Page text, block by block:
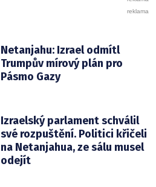
Netanjahu: Izrael odmítl
Trumpův mírový plán pro
Pásmo Gazy
Izraelský parlament schválil
své rozpuštění. Politici křičeli
na Netanjahua, ze sálu musel
odejít